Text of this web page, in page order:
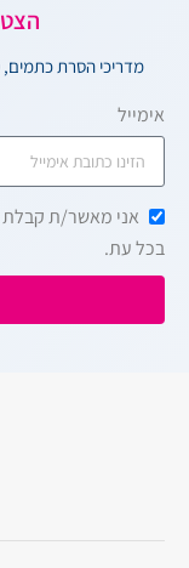
מדריכי הסרת כתמים,
אימייל
אני מאשר/ת קבלת
בכל עת.